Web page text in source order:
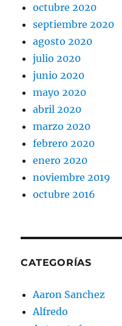
octubre 2020
septiembre 2020
agosto 2020
julio 2020
junio 2020
mayo 2020
abril 2020
marzo 2020
febrero 2020
enero 2020
noviembre 2019
octubre 2016
CATEGORÍAS
Aaron Sanchez
Alfredo